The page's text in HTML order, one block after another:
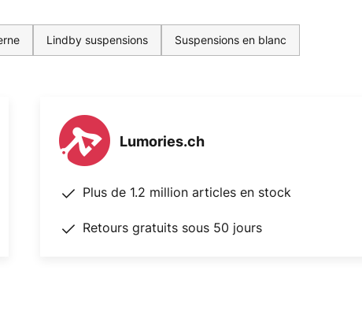
Lindby suspensions Suspensions en blanc
Lumories.ch
Plus de 1.2 million articles en stock
Retours gratuits sous 50 jours